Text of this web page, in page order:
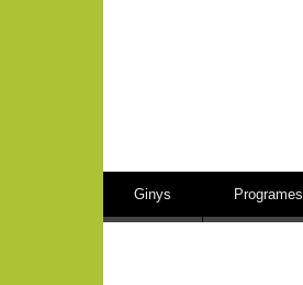
Vés al contingut
Ginys Programes